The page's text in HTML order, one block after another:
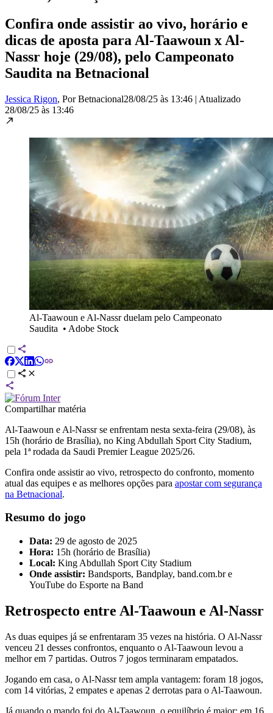
Confira onde assistir ao vivo, horário e
dicas de aposta para Al-Taawoun x Al-
Nassr hoje (29/08), pelo Campeonato
Saudita na Betnacional
Jessica Rigon, Por Betnacional28/08/25 às 13:46 | Atualizado
28/08/25 às 13:46
Al-Taawoun e Al-Nassr duelam pelo Campeonato
Saudita • Adobe Stock
Compartilhar matéria
Al-Taawoun e Al-Nassr se enfrentam nesta sexta-feira (29/08), às
15h (horário de Brasília), no King Abdullah Sport City Stadium,
pela 1ª rodada da Saudi Premier League 2025/26.
Confira onde assistir ao vivo, retrospecto do confronto, momento
atual das equipes e as melhores opções para apostar com segurança
na Betnacional.
Resumo do jogo
Data: 29 de agosto de 2025
Hora: 15h (horário de Brasília)
Local: King Abdullah Sport City Stadium
Onde assistir: Bandsports, Bandplay, band.com.br e
YouTube do Esporte na Band
Retrospecto entre Al-Taawoun e Al-Nassr
As duas equipes já se enfrentaram 35 vezes na história. O Al-Nassr
venceu 21 desses confrontos, enquanto o Al-Taawoun levou a
melhor em 7 partidas. Outros 7 jogos terminaram empatados.
Jogando em casa, o Al-Nassr tem ampla vantagem: foram 18 jogos,
com 14 vitórias, 2 empates e apenas 2 derrotas para o Al-Taawoun.
Já quando o mando foi do Al-Taawoun, o equilíbrio é maior: em 16